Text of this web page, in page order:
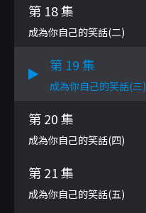
第 18 集
成為你自己的笑話(二)
第 19 集
成為你自己的笑話(三)
第 20 集
成為你自己的笑話(四)
第 21 集
成為你自己的笑話(五)